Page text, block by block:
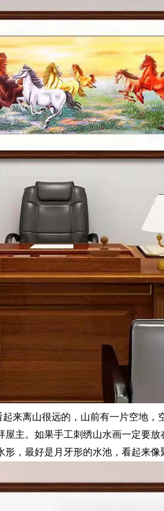
离山很远的，山前有一片空地，
主。如果手工刺绣山水画一定要
，最好是月牙形的水池，看起来像